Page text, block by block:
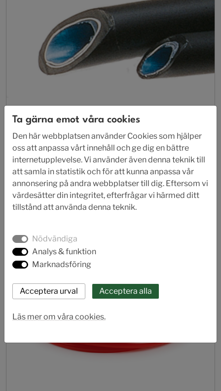
AL 985 PEAL
Enkelledare
Ta gärna emot våra cookies
Den här webbplatsen använder Cookies som hjälper
oss att anpassa vårt innehåll och ge dig en bättre
internetupplevelse. Vi använder även denna teknik till
att samla in statistik och för att kunna anpassa vår
annonsering på andra webbplatser till dig. Eftersom vi
värdesätter din integritet, efterfrågar vi härmed ditt
tillstånd att använda denna teknik.
Nödvändiga
Analys & funktion
Marknadsföring
Läs mer om våra cookies.